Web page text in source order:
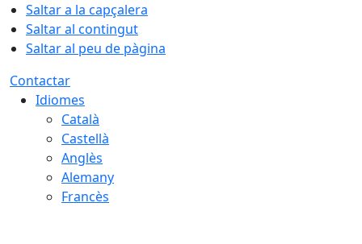
Saltar a la capçalera
Saltar al contingut
Saltar al peu de pàgina
Contactar
Idiomes
Català
Castellà
Anglès
Alemany
Francès